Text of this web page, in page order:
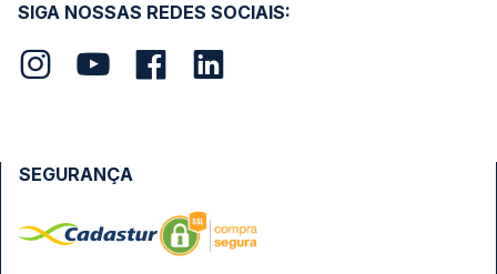
SIGA NOSSAS REDES SOCIAIS:
SEGURANÇA